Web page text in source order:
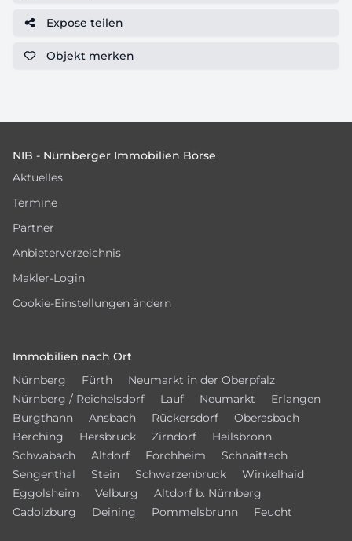
Expose teilen
Objekt merken
NIB - Nürnberger Immobilien Börse
Aktuelles
Termine
Partner
Anbieterverzeichnis
Makler-Login
Cookie-Einstellungen ändern
Immobilien nach Ort
Nürnberg
Fürth
Neumarkt in der Oberpfalz
Nürnberg / Reichelsdorf
Lauf Neumarkt
Erlangen
Burgthann
Ansbach Rückersdorf
Oberasbach
Berching
Hersbruck Zirndorf
Heilsbronn
Schwabach
Altdorf Forchheim
Schnaittach
Sengenthal
Stein Schwarzenbruck
Winkelhaid
Eggolsheim
Velburg
Altdorf b. Nürnberg
Cadolzburg
Deining Pommelsbrunn Feucht